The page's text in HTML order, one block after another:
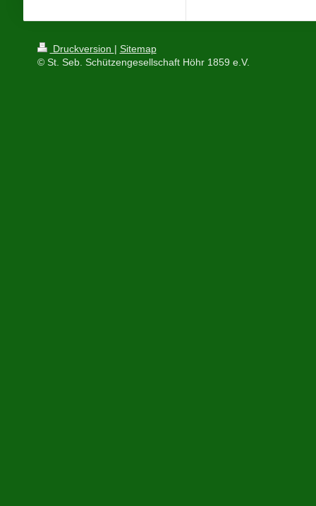
Druckversion | Sitemap
© St. Seb. Schützengesellschaft Höhr 1859 e.V.